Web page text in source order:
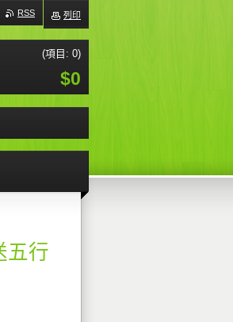
五行
列印
RSS
(項目: 0)
$0